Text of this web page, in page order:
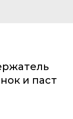
и паст